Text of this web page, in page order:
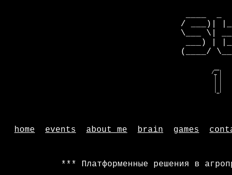
/ ___)|
\___ \|
___) |
(____/
/_ |
| |
| |
| |
|_|
home events about me brain games
Платформенные решения в